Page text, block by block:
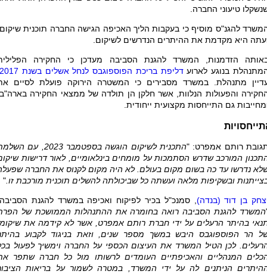
טיעוני החברה.
להגנ"ס מוסיף כי בעקבות הליך האכיפה הגישה החברה תוכנית
היא מקדמת את ההיתרים הנדרשים לשיקום.
הזדמנות, המשרד להגנת הסביבה מעדכן כי החקירה
בנוגע לארועדליפת בריכת הפוספוגבס לנחל אשלים בשנת 2017
מתנהלת. במשרד מסבירים כי המשטרה הירוקה פועלת לסיים
והפעולות הנלוות, אשר חלקן הן תולדה של ממצאי החקירה
גם התייחסות מקצועית ייחודית.
רותם אמפרט: "
התכנית לשיקום הוגשה בספטמבר 2023, עם
המורכב שדרש הסתמכות על מומחים בינלאומיים, לאור דרישות
נדרשו עד כה בשום מקום בעולם. לא היה מקום לקנוס את החברה
ובשקיפות מלאה ועשתה כל שביכולתה להשלים תוכנית מורכבת זו. "
בן דוד (בנדה) , סמנכ"ל בכיר לפיקוח ואכיפה במשרד להגנת
המשרד להגנת הסביבה רואה בחומרה את ההתנהלות הממושכת של
בהיתר הרעלים על ידי חברת רותם אמפרט, אשר לא קידמה את
הר הפוספוגבס היבש במשך מספר שנים, וזאת בניגוד לקבוע
לכן הטיל המשרד את העיצום הכספי על החברה וימשיך לפעול
המנהליים והאכיפתיים העומדים לרשותו מול כל חברה שתפר
הניתנים לה על ידי המשרד, במטרה לשמור על בריאות